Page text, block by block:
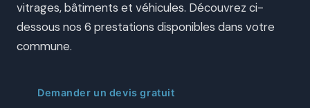
vitrages, bâtiments et véhicules. Découvrez ci-
dessous nos 6 prestations disponibles dans votre
commune.
Demander un devis gratuit